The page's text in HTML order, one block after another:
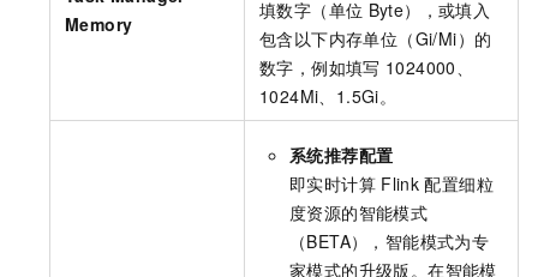
Memory
填数字（单位 Byte），或填入
包含以下内存单位（Gi/Mi）的
数字，例如填写 1024000、
1024Mi、1.5Gi。
系统推荐配置
即实时计算 Flink 配置细粒
度资源的智能模式
（BETA），智能模式为专
家模式的升级版。在智能模